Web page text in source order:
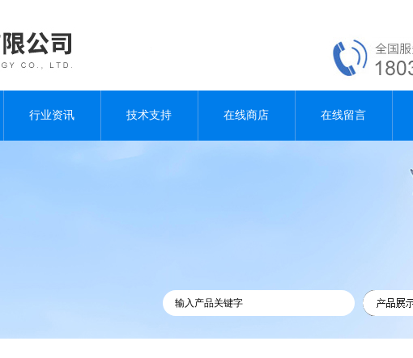
行业资讯 技术支持 在线商店 在线留言